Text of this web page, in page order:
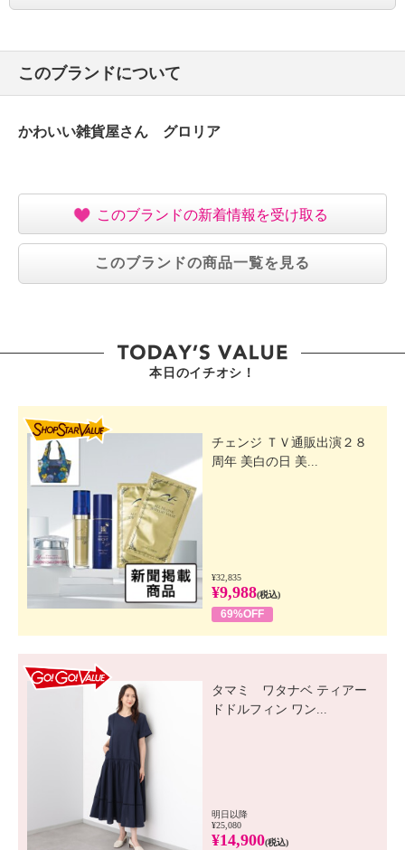
このブランドについて
かわいい雑貨屋さん グロリア
このブランドの新着情報を受け取る
このブランドの商品一覧を見る
本日のイチオシ！
チェンジ ＴＶ通販出演２８
周年 美白の日 美...
¥32,835
¥9,988(税込)
69%OFF
タマミ ワタナベ ティアー
ドドルフィン ワン...
明日以降
¥25,080
¥14,900(税込)